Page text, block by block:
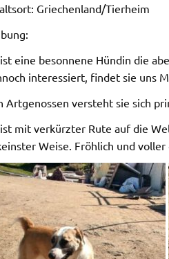
Griechenland/Tierheim
eine besonnene Hündin die
interessiert, findet sie uns
Artgenossen versteht sie sich
mit verkürzter Rute auf die
Weise. Fröhlich und